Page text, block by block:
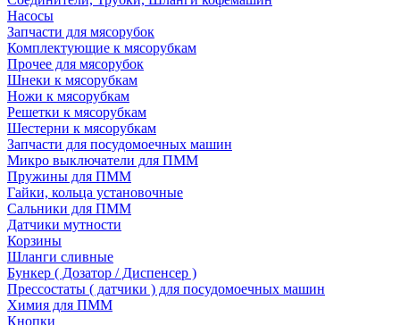
Насосы
Запчасти для мясорубок
Комплектующие к мясорубкам
Прочее для мясорубок
Шнеки к мясорубкам
Ножи к мясорубкам
Решетки к мясорубкам
Шестерни к мясорубкам
Запчасти для посудомоечных машин
Микро выключатели для ПММ
Пружины для ПММ
Гайки, кольца установочные
Сальники для ПММ
Датчики мутности
Корзины
Шланги сливные
Бункер ( Дозатор / Диспенсер )
Прессостаты ( датчики ) для посудомоечных машин
Химия для ПММ
Кнопки